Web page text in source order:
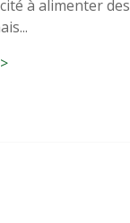
à alimenter des